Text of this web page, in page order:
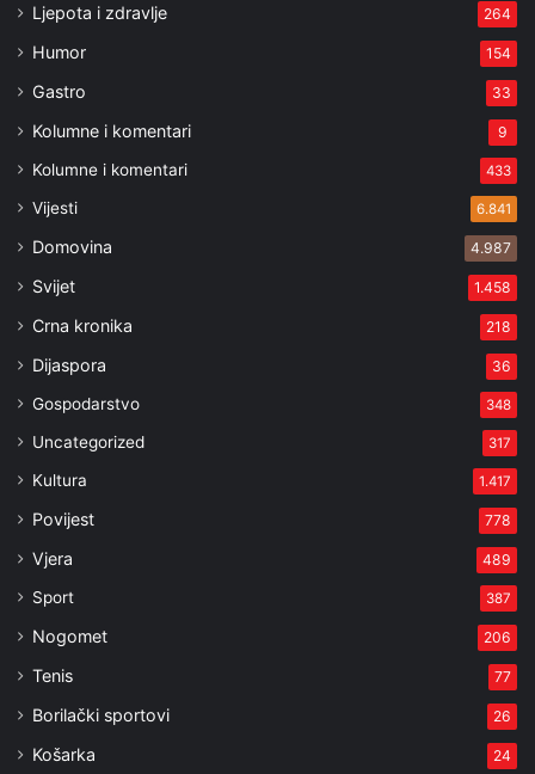
Ljepota i zdravlje 264
Humor 154
Gastro 33
Kolumne i komentari 9
Kolumne i komentari 433
Vijesti 6.841
Domovina 4.987
Svijet 1.458
Crna kronika 218
Dijaspora 36
Gospodarstvo 348
Uncategorized 317
Kultura 1.417
Povijest 778
Vjera 489
Sport 387
Nogomet 206
Tenis 77
Borilački sportovi 26
Košarka 24